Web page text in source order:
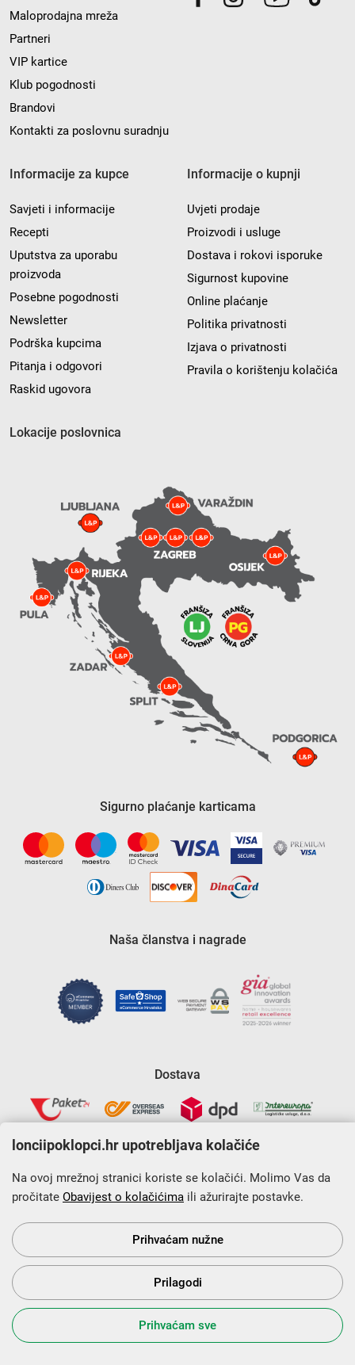
Maloprodajna mreža
Partneri
VIP kartice
Klub pogodnosti
Brandovi
Kontakti za poslovnu suradnju
Informacije za kupce
Savjeti i informacije
Recepti
Uputstva za uporabu
proizvoda
Posebne pogodnosti
Newsletter
Podrška kupcima
Pitanja i odgovori
Raskid ugovora
Informacije o kupnji
Uvjeti prodaje
Proizvodi i usluge
Dostava i rokovi isporuke
Sigurnost kupovine
Online plaćanje
Politika privatnosti
Izjava o privatnosti
Pravila o korištenju kolačića
Lokacije poslovnica
Sigurno plaćanje karticama
Naša članstva i nagrade
Dostava
Krajnji primatelj financijskog instrumenta sufinanciranog iz
Europskog fonda za regionalni razvoj u sklopu Operativnog
programa „Konkurentnost i kohezija”.
s Vama od 2014. godine!
lonciipoklopci.hr upotrebljava kolačiće
Na ovoj mrežnoj stranici koriste se kolačići. Molimo Vas da
pročitate Obavijest o kolačićima ili ažurirajte postavke.
Prihvaćam nužne
Prilagodi
Prihvaćam sve